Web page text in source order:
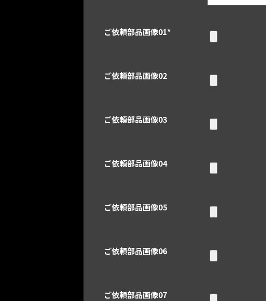
ご依頼部品画像01*
ご依頼部品画像02
ご依頼部品画像03
ご依頼部品画像04
ご依頼部品画像05
ご依頼部品画像06
ご依頼部品画像07